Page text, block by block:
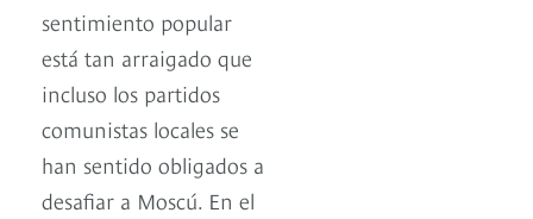
sentimiento popular
está tan arraigado que
incluso los partidos
comunistas locales se
han sentido obligados a
desafiar a Moscú. En el